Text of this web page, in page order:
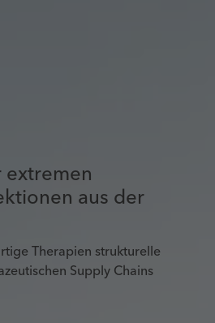
extremen
aus der
Therapien strukturelle
Supply Chains